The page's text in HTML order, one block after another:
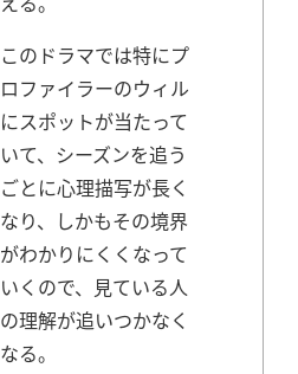
このドラマでは特にプ
ロファイラーのウィル
にスポットが当たって
いて、シーズンを追う
ごとに心理描写が長く
なり、しかもその境界
がわかりにくくなって
いくので、見ている人
の理解が追いつかなく
なる。